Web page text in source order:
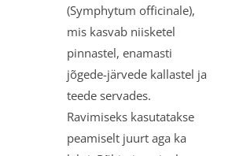
(Symphytum officinale),
mis kasvab niisketel
pinnastel, enamasti
jõgede-järvede kallastel ja
teede servades.
Ravimiseks kasutatakse
peamiselt juurt aga ka